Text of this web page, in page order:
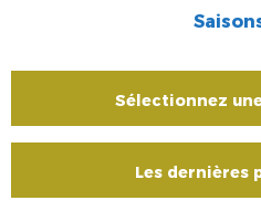
Sélectionnez
Les dernières